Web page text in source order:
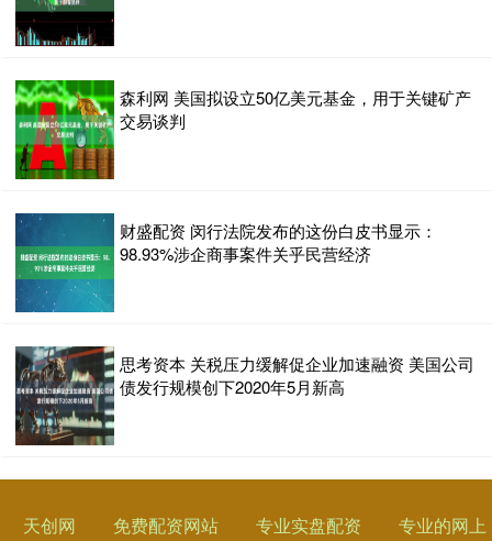
森利网 美国拟设立50亿美元基金，用于关键矿产
交易谈判
财盛配资 闵行法院发布的这份白皮书显示：
98.93%涉企商事案件关乎民营经济
思考资本 关税压力缓解促企业加速融资 美国公司
债发行规模创下2020年5月新高
天创网 免费配资网站 专业实盘配资
专业的网上